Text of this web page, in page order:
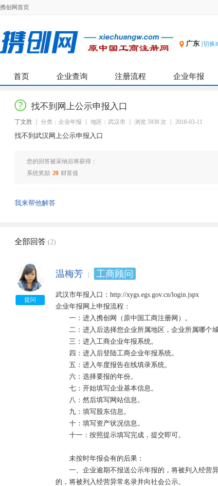
携创网首页
广东 [切换
首页 企业查询 注册流程 企业年报
找不到网上公示申报入口
丁文胜 分类：企业年报 地区：武汉市 浏览 5938 次 2018-03-11
找不到武汉网上公示申报入口
您的回答被采纳后将获得：
系统奖励 20 财富值
我来帮他解答
全部回答 (2)
提问
温梅芳 工商顾问
武汉市年报入口：http://xygs.egs.gov.cn/login.jspx
企业年报网上申报流程：
一：进入携创网（原中国工商注册网）。
二：进入后选择您企业所属地区，企业所属哪个
三：进入工商企业年报系统。
四：进入后登陆工商企业年报系统。
五：进入年度报告在线填录系统。
六：选择要报的年份。
七：开始填写企业基本信息。
八：然后填写网站信息。
九：填写股东信息。
十：填写资产状况信息。
十一：按照提示填写完成，提交即可。
未按时年报会有的后果：
一、企业逾期不报送公示年报的，将被列入经营
的，将被列入经营异常名录并向社会公示。